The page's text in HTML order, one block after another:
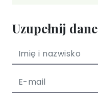
Uzupełnij dane